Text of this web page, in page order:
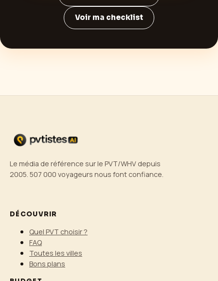
Voir ma checklist
Le média de référence sur le PVT/WHV depuis
2005. 507 000 voyageurs nous font confiance.
DÉCOUVRIR
Quel PVT choisir ?
FAQ
Toutes les villes
Bons plans